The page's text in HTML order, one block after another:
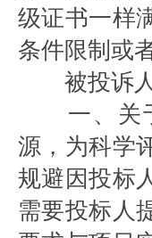
级证书一样
条件限制或
被投诉
一、关
源，为科学
规避因投标
需要投标人